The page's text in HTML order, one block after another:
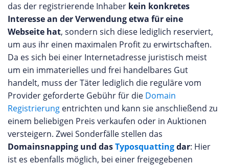
das der registrierende Inhaber kein konkretes
Interesse an der Verwendung etwa für eine
Webseite hat, sondern sich diese lediglich reserviert,
um aus ihr einen maximalen Profit zu erwirtschaften.
Da es sich bei einer Internetadresse juristisch meist
um ein immaterielles und frei handelbares Gut
handelt, muss der Täter lediglich die reguläre vom
Provider geforderte Gebühr für die Domain
Registrierung entrichten und kann sie anschließend zu
einem beliebigen Preis verkaufen oder in Auktionen
versteigern. Zwei Sonderfälle stellen das
Domainsnapping und dasTyposquattingdar: Hier
ist es ebenfalls möglich, bei einer freigegebenen